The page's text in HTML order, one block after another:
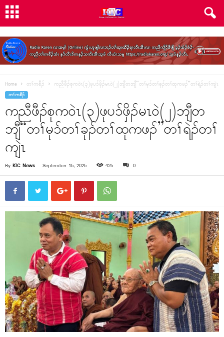
Home တၢ်ကစီၣ် ကညီဖီၣ်စုကဝဲၤ(၃)ဖုပၥ်ဖှိၣ်မၤဝဲ(၂)ဘျီတဘျီ“တၢ်မုၥ်တၢ်ခုၣ်တၢ်ထုကဖၣ်”တၢ်ရဲၣ်တၢ်ကျဲၤ
တၢ်ကစီၣ်
ကညီဖီၣ်စုကဝဲၤ(၃)ဖုပၥ်ဖှိၣ်မၤဝဲ(၂)ဘျီတ
ဘျီ“တၢ်မုၥ်တၢ်ခုၣ်တၢ်ထုကဖၣ်”တၢ်ရဲၣ်တၢ်
ကျဲၤ
By KIC News - September 15, 2025 425 0